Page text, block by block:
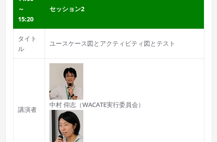
～
15:20
セッション2
タイト
ル
ユースケース図とアクティビティ図とテスト
講演者
中村 仰志（WACATE実行委員会）